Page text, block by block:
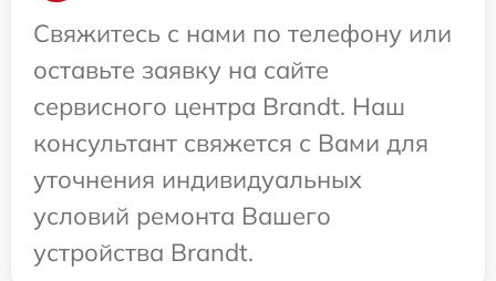
Свяжитесь с нами по телефону или
оставьте заявку на сайте
сервисного центра Brandt. Наш
консультант свяжется с Вами для
уточнения индивидуальных
условий ремонта Вашего
устройства Brandt.